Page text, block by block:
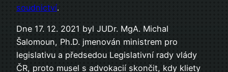
soudnictví.
Dne 17. 12. 2021 byl JUDr. MgA. Michal
Šalomoun, Ph.D. jmenován ministrem pro
legislativu a předsedou Legislativní rady vlády
ČR, proto musel s advokacií skončit, kdy kliety